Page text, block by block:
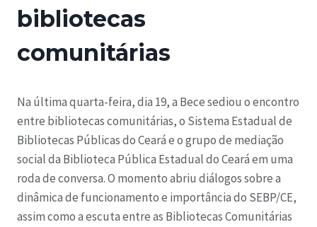
bibliotecas
comunitárias
Na última quarta-feira, dia 19, a Bece sediou o encontro
entre bibliotecas comunitárias, o Sistema Estadual de
Bibliotecas Públicas do Ceará e o grupo de mediação
social da Biblioteca Pública Estadual do Ceará em uma
roda de conversa. O momento abriu diálogos sobre a
dinâmica de funcionamento e importância do SEBP/CE,
assim como a escuta entre as Bibliotecas Comunitárias